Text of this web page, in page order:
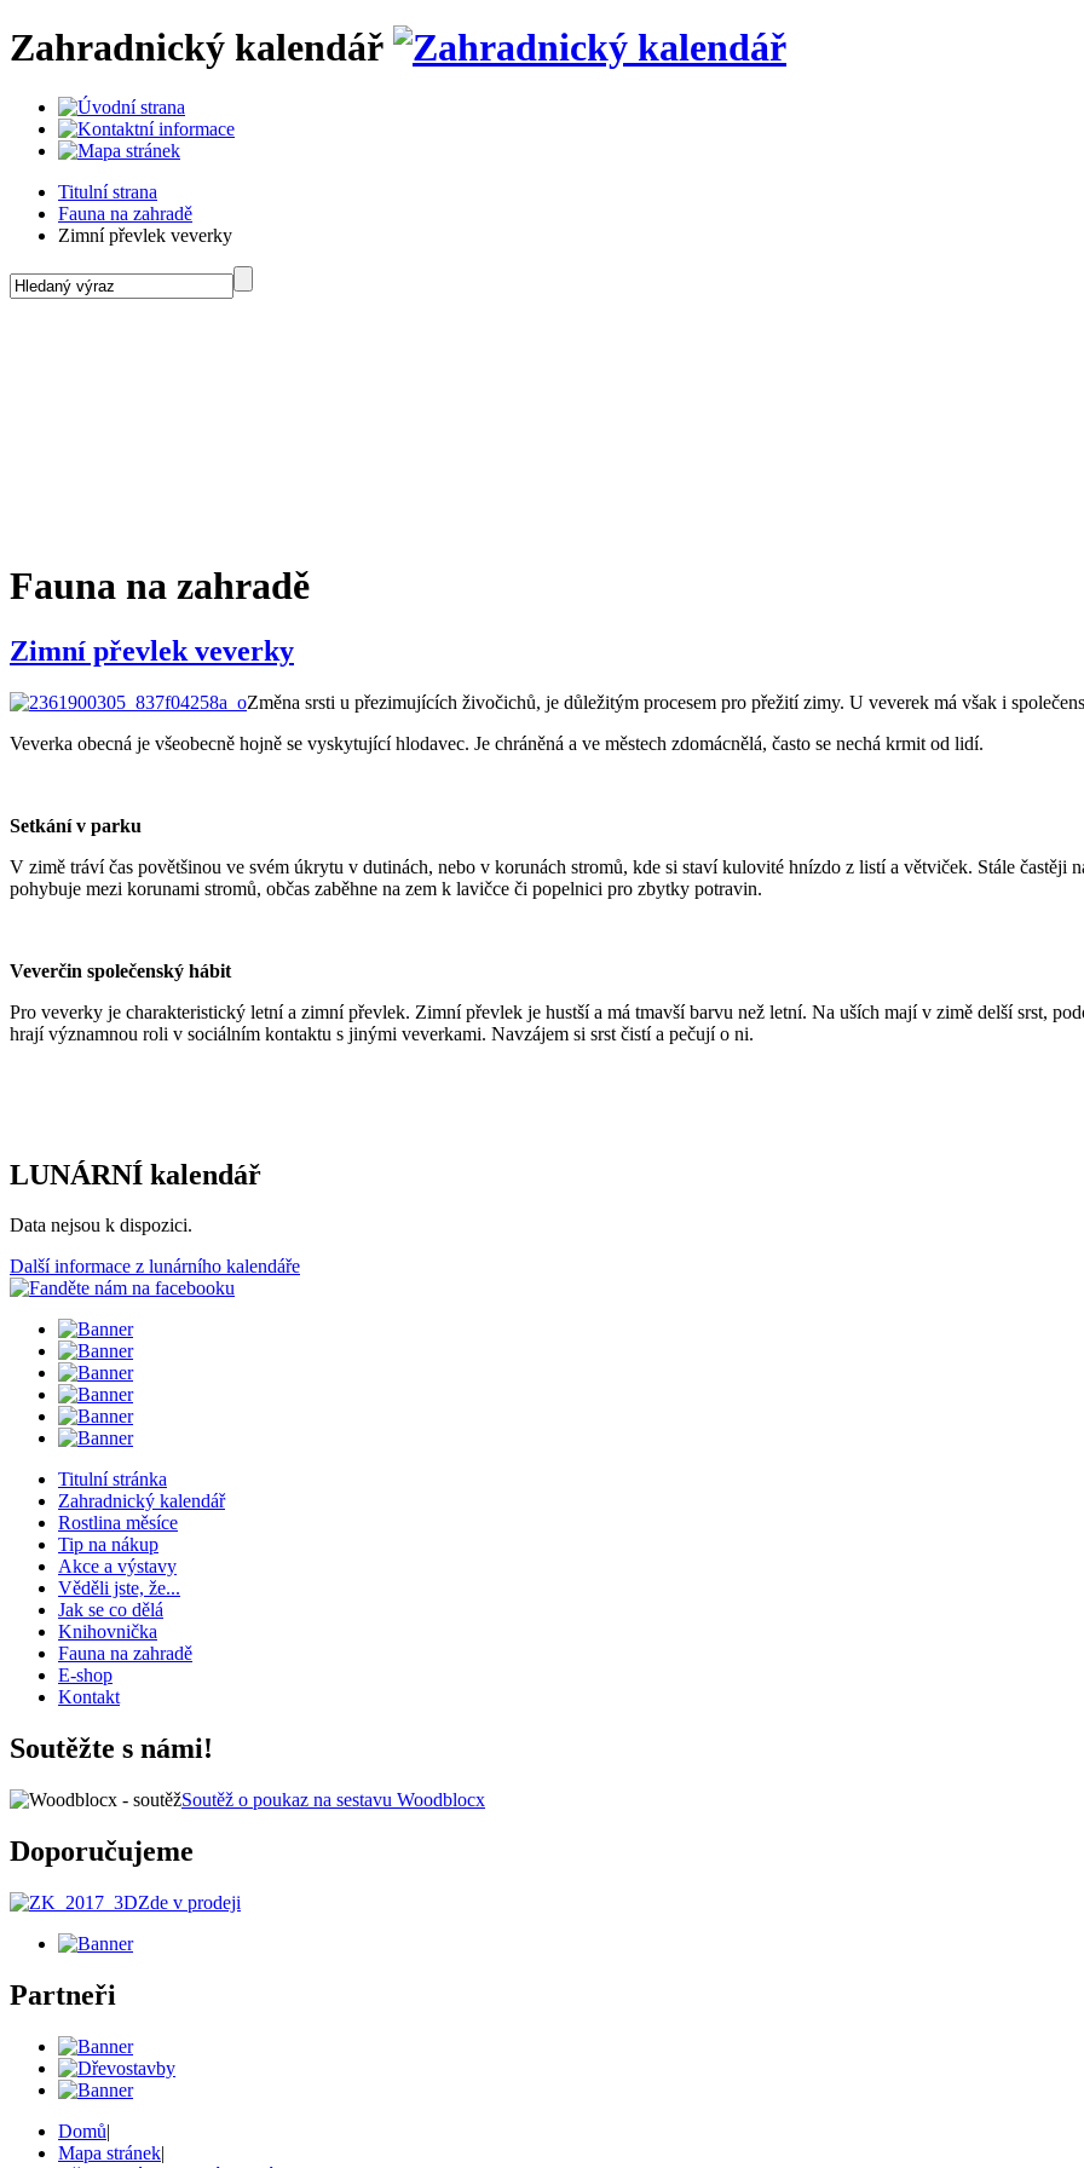
Zahradnický kalendář
Titulní strana
Fauna na zahradě
Zimní převlek veverky
Fauna na zahradě
Zimní převlek veverky
Změna srsti u přezimujících živočichů, je důležitým procesem pro přežití zimy. U veverek má však i
Veverka obecná je všeobecně hojně se vyskytující hlodavec. Je chráněná a ve městech zdomácnělá, často se nechá krmit od lidí.
Setkání v parku
V zimě tráví čas povětšinou ve svém úkrytu v dutinách, nebo v korunách stromů, kde si staví kulovité hnízdo z listí a větviček. Stále častěji
pohybuje mezi korunami stromů, občas zaběhne na zem k lavičce či popelnici pro zbytky potravin.
Veverčin společenský hábit
Pro veverky je charakteristický letní a zimní převlek. Zimní převlek je hustší a má tmavší barvu než letní. Na uších mají v zimě delší srst,
hrají významnou roli v sociálním kontaktu s jinými veverkami. Navzájem si srst čistí a pečují o ni.
LUNÁRNÍ kalendář
Data nejsou k dispozici.
Další informace z lunárního kalendáře
Titulní stránka
Zahradnický kalendář
Rostlina měsíce
Tip na nákup
Akce a výstavy
Věděli jste, že...
Jak se co dělá
Knihovnička
Fauna na zahradě
E-shop
Kontakt
Soutěžte s námi!
Soutěž o poukaz na sestavu Woodblocx
Doporučujeme
Zde v prodeji
Partneři
Domů|
Mapa stránek|